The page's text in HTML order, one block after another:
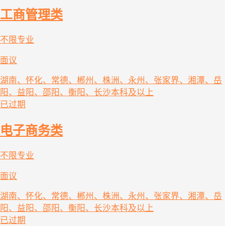
工商管理类
不限专业
面议
湖南、怀化、常德、郴州、株洲、永州、张家界、湘潭、岳
阳、益阳、邵阳、衡阳、长沙本科及以上
已过期
电子商务类
不限专业
面议
湖南、怀化、常德、郴州、株洲、永州、张家界、湘潭、岳
阳、益阳、邵阳、衡阳、长沙本科及以上
已过期